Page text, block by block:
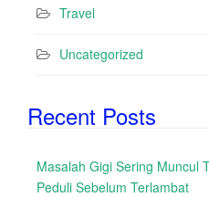
Travel
Uncategorized
Recent Posts
Masalah Gigi Sering Muncul
Peduli Sebelum Terlambat